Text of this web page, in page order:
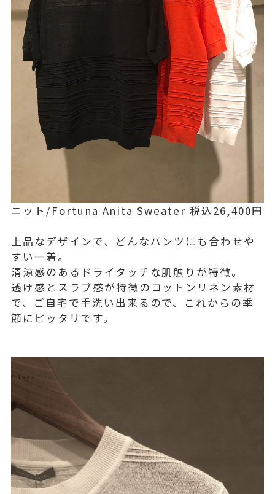
ニット/Fortuna Anita Sweater 税込26,400円
上品なデザインで、どんなパンツにも合わせや
すい一着。
清涼感のあるドライタッチな肌触りが特徴。
透け感とスラブ感が特徴のコットンリネン素材
で、ご自宅で手洗い出来るので、これからの季
節にピッタリです。